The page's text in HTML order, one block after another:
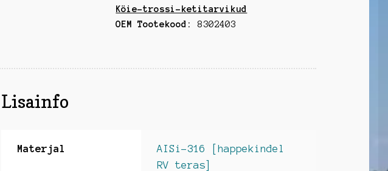
Köie-trossi-ketitarvikud
OEM Tootekood:
8302403
Lisainfo
Materjal
AISi-316 [happekindel
RV teras]